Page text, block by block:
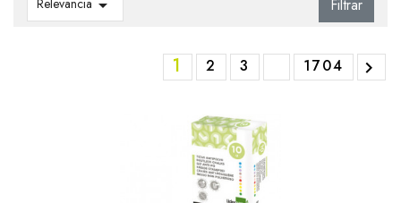
Relevancia  Filtrar
1 2 3 1704 